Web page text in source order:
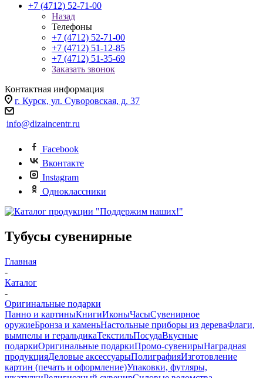
+7 (4712) 52-71-00
Назад
Телефоны
+7 (4712) 52-71-00
+7 (4712) 51-12-85
+7 (4712) 51-35-69
Заказать звонок
Контактная информация
г. Курск, ул. Суворовская, д. 37
info@dizaincentr.ru
Facebook
Вконтакте
Instagram
Одноклассники
Тубусы сувенирные
Главная
-
Каталог
-
Оригинальные подарки
Панно и картиныКнигиИконыЧасыСувенирное
оружиеБронза и каменьНастольные приборы из дереваФлаги,
вымпелы и геральдикаТекстильПосудаВкусные
подаркиОригинальные подаркиПромо-сувенирыНаградная
продукцияДеловые аксессуарыПолиграфияИзготовление
картин (печать и оформление)Упаковки, футляры,